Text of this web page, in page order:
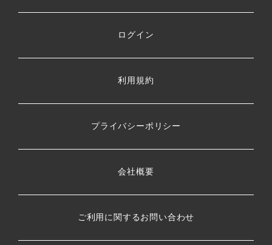
ログイン
利用規約
プライバシーポリシー
会社概要
ご利用に関するお問い合わせ